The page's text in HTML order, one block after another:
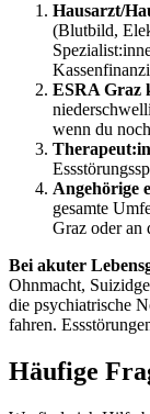
Hausarzt/
(Blutbild,
ESRA Graz
wenn du
Angehörige
gesamte
Graz oder
Bei akuter
Ohnmacht,
die psychiatrische
fahren.
Häufige